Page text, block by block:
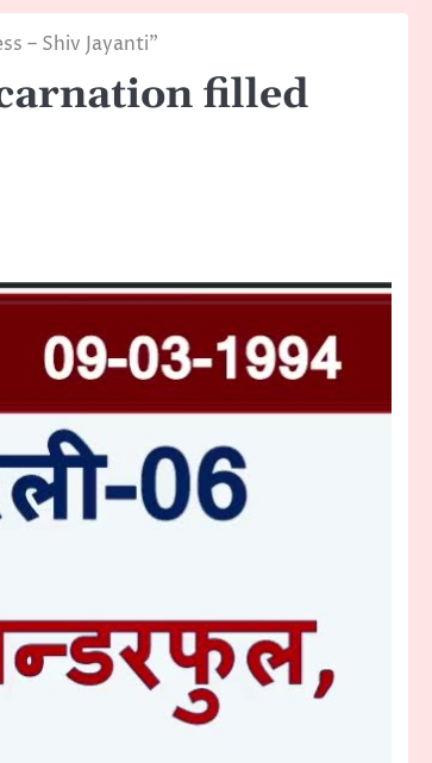
– Shiv Jayanti”
filled